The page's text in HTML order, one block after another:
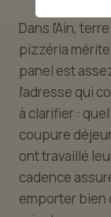
Dans l'Ain,
pizzéria
panel est
l'adresse qui
à clarifier :
coupure
ont travaillé
cadence
emporter bien